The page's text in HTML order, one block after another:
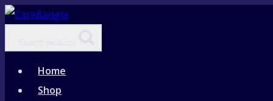
Skip
content
Home
Shop